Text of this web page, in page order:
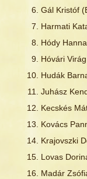
Gál Kristóf
Harmati
Hódy
Hóvári
Hudák
Juhász
Kecskés
Kovács
Krajovszki
Lovas
Madár